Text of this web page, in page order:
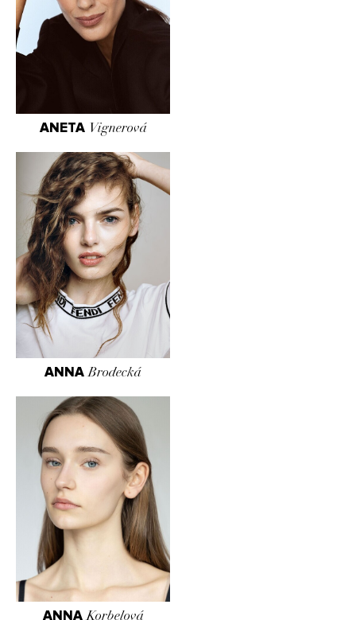
ANETA Vignerová
ANNA Brodecká
ANNA